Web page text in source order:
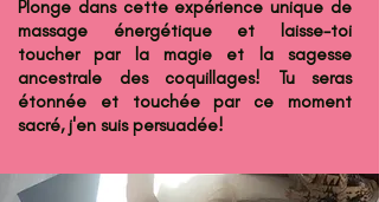
Plonge dans cette expérience unique de
massage énergétique et laisse-toi
toucher par la magie et la sagesse
ancestrale des coquillages! Tu seras
étonnée et touchée par ce moment
sacré, j'en suis persuadée!